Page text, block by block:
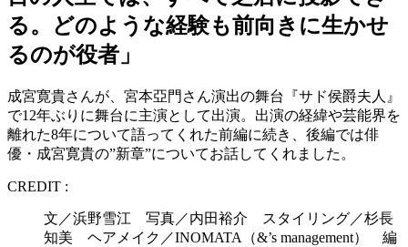
る。どのような経験も前向きに生かせ
るのが役者」
成宮寛貴さんが、宮本亞門さん演出の舞台『サド侯爵夫人』
で12年ぶりに舞台に主演として出演。出演の経緯や芸能界を
離れた8年について語ってくれた前編に続き、後編では俳
優・成宮寛貴の”新章”についてお話してくれました。
CREDIT :
文／浜野雪江 写真／内田裕介 スタイリング／杉長
知美 ヘアメイク／INOMATA（&’s management） 編